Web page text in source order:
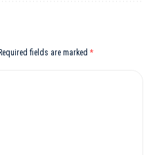
fields are marked *